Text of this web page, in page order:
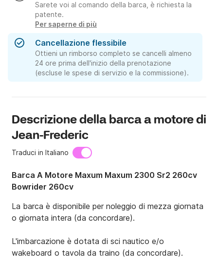
Sarete voi al comando della barca, è richiesta la
patente.
Per saperne di più
Cancellazione flessibile
Ottieni un rimborso completo se cancelli almeno
24 ore prima dell'inizio della prenotazione
(escluse le spese di servizio e la commissione).
Descrizione della barca a motore di
Jean-Frederic
Traduci in Italiano
Barca A Motore Maxum Maxum 2300 Sr2 260cv
Bowrider 260cv
La barca è disponibile per noleggio di mezza giornata
o giornata intera (da concordare).
L'imbarcazione è dotata di sci nautico e/o
wakeboard o tavola da traino (da concordare).